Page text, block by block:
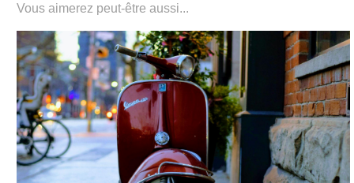
Vous aimerez peut-être aussi...